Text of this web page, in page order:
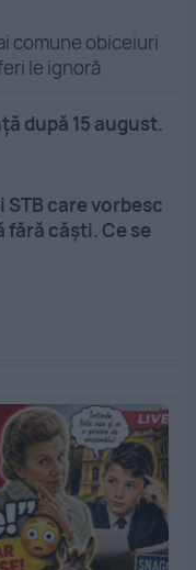
comune obiceiuri
le ignoră
după 15 august.
care vorbesc
fără căști. Ce se